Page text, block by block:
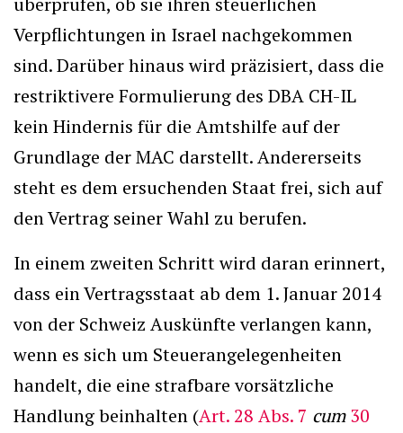
Verpflichtungen in Israel nachgekommen
sind. Darüber hinaus wird präzisiert, dass die
restriktivere Formulierung des DBA CH-IL
kein Hindernis für die Amtshilfe auf der
Grundlage der MAC darstellt. Andererseits
steht es dem ersuchenden Staat frei, sich auf
den Vertrag seiner Wahl zu berufen.
In einem zweiten Schritt wird daran erinnert,
dass ein Vertragsstaat ab dem 1. Januar 2014
von der Schweiz Auskünfte verlangen kann,
wenn es sich um Steuerangelegenheiten
handelt, die eine strafbare vorsätzliche
Handlung beinhalten (Art. 28 Abs. 7 cum 30